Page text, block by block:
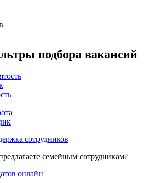
подбора вакансий
сотрудников
семейным сотрудникам?
онлайн